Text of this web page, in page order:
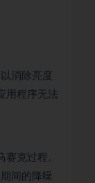
消除亮度
用程序无法
克过程。
间的降噪